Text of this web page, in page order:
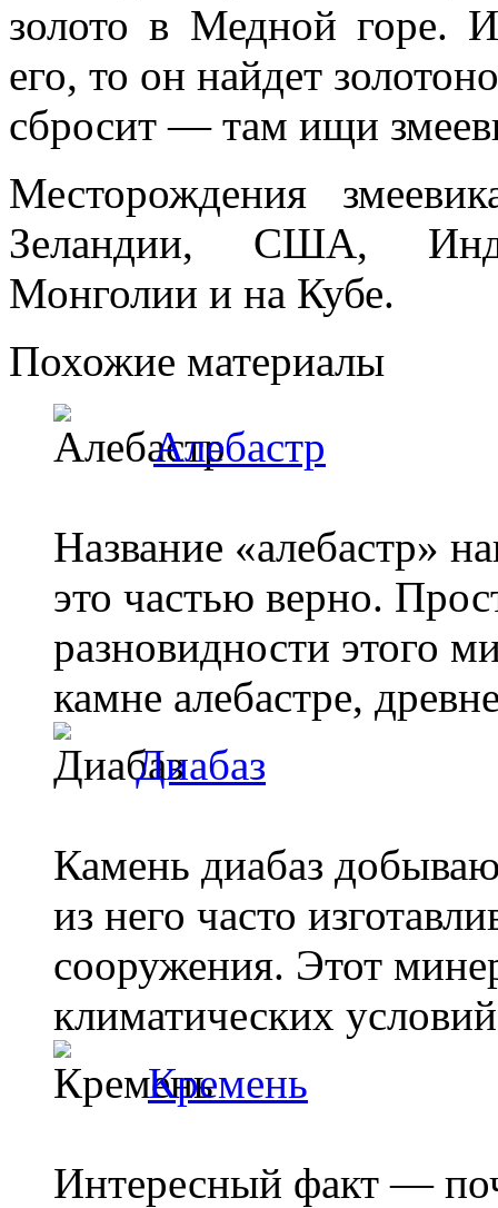
золото в Медной горе.
его, то он найдет
сбросит — там ищи
Месторождения
Зеландии, США,
Монголии и на Кубе.
Похожие материалы
Алебастр
Название «алебастр»
это частью верно.
разновидности этого
камне алебастре,
Диабаз
Камень диабаз
из него часто
сооружения. Этот
климатических
Кремень
Интересный факт —